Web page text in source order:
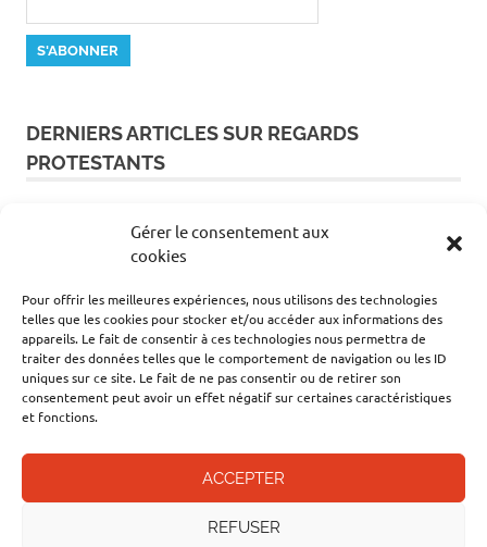
Gérer le consentement aux
cookies
Pour offrir les meilleures expériences, nous utilisons des technologies
telles que les cookies pour stocker et/ou accéder aux informations des
appareils. Le fait de consentir à ces technologies nous permettra de
traiter des données telles que le comportement de navigation ou les ID
uniques sur ce site. Le fait de ne pas consentir ou de retirer son
consentement peut avoir un effet négatif sur certaines caractéristiques
et fonctions.
ACCEPTER
REFUSER
DERNIERS ARTICLES SUR REGARDS
PROTESTANTS
L’épidémie d’Ebola accélère en RDC
Partez à la découverte du Paris protestant !
Promenade protestante : le château de Talcy
dans le Loir-et-Cher
Droit du sol : Donald Trump signe un décret
visant à lutter contre le « tourisme des
naissances » aux États-Unis
Présidentielle 2027 : comment s'opèrent les
ingérences russes qui ont visé plusieurs